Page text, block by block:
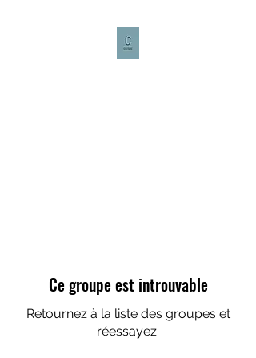
Ce groupe est introuvable
Retournez à la liste des groupes et
réessayez.